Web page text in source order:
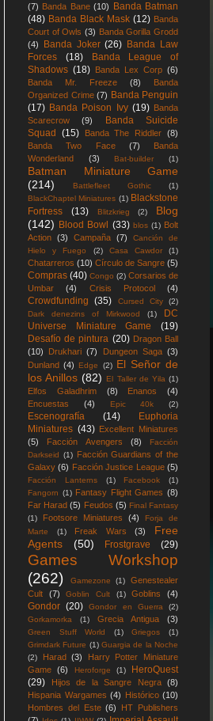
(7) Banda Bane (10)
Banda Batman
(48) Banda Black Mask (12) Banda
Court of Owls (3) Banda Gorilla Grodd
(4)
Banda Joker (26) Banda Law
Forces
(18)
Banda League of
Shadows (18) Banda Lex Corp (6)
Banda Mr. Freeze
(8)
Banda
Organized Crime (7) Banda Penguin
(17) Banda Poison Ivy (19) Banda
Scarecrow
(9)
Banda Suicide
Squad
(15) Banda The Riddler (8)
Banda Two Face
(7)
Banda
Wonderland
(3) Bat-builder (1)
Batman Miniature Game
(214)
Battlefleet Gothic
(1)
BlackChaptel Miniatures (1) Blackstone
Fortress
(13) Blitzkrieg (2)
Blog
(142) Blood Bowl (33) blos (1) Bolt
Action (3) Campaña (7)
Canción de
Hielo y Fuego
(2) Casa Cawdor (1)
Chatarreros (10) Círculo de Sangre (5)
Compras (40) Congo (2) Corsarios de
Umbar
(4) Crisis Protocol (4)
Crowdfunding (35) Cursed City
(2)
Dark denezins of Mirkwood
(1)
DC
Universe Miniature Game
(19)
Desafío de pintura (20) Dragon Ball
(10)
Drukhari (7) Dungeon Saga (3)
Dunland (4) Edge (2) El Señor de
los Anillos (82) El Taller de Yila (1)
Elfos Galadhrim (8) Enanos
(4)
Encuestas
(4) Epic 40k (2)
Escenografía (14)
Euphoria
Miniatures (43) Excellent Miniatures
(5)
Facción Avengers (8)
Facción
Darkseid (1) Facción Guardians of the
Galaxy (6) Facción Justice League (5)
Facción Lanterns (1) Facebook
(1)
Fangorn (1) Fantasy Flight Games (8)
Far Harad (5) Feudos (5) Final Fantasy
(1)
Footsore Miniatures (4)
Forja de
Marte
(1) Freak Wars (3)
Free
Agents
(50) Frostgrave (29)
Games Workshop
(262)
Gamezone (1)
Genestealer
Cult
(7) Goblin Cult (1) Goblins (4)
Gondor (20) Gondor en Guerra
(2)
Gorkamorka
(1) Grecia Antigua (3)
Green Stuff World (1) Griegos
(1)
Grimdark Future (1) Guargia de la Noche
(2)
Harad (3)
Harry Potter Miniature
Game
(6) Heroforge (1)
HeroQuest
(29)
Hijos de la Sangre Negra
(8)
Hispania Wargames (4) Histórico (10)
Hombres del Este (6)
HT Publishers